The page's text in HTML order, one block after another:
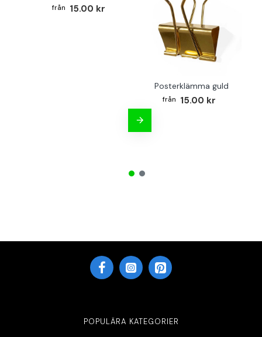
15.00 kr
Posterklämma guld
15.00 kr
POPULÄRA KATEGORIER